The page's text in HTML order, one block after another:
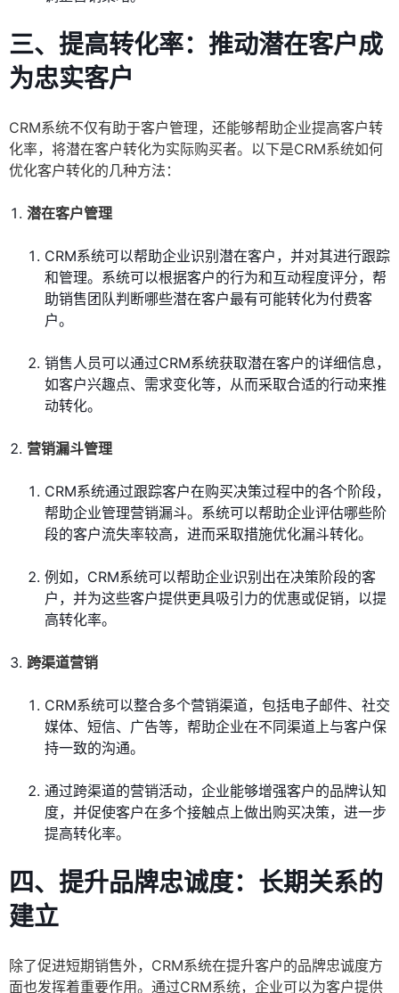
三、提高转化率：推动潜在客户成
为忠实客户
CRM系统不仅有助于客户管理，还能够帮助企业提高客户转
化率，将潜在客户转化为实际购买者。以下是CRM系统如何
优化客户转化的几种方法：
潜在客户管理
CRM系统可以帮助企业识别潜在客户，并对其进行跟踪
和管理。系统可以根据客户的行为和互动程度评分，帮
助销售团队判断哪些潜在客户最有可能转化为付费客
户。
销售人员可以通过CRM系统获取潜在客户的详细信息，
如客户兴趣点、需求变化等，从而采取合适的行动来推
动转化。
营销漏斗管理
CRM系统通过跟踪客户在购买决策过程中的各个阶段，
帮助企业管理营销漏斗。系统可以帮助企业评估哪些阶
段的客户流失率较高，进而采取措施优化漏斗转化。
例如，CRM系统可以帮助企业识别出在决策阶段的客
户，并为这些客户提供更具吸引力的优惠或促销，以提
高转化率。
跨渠道营销
CRM系统可以整合多个营销渠道，包括电子邮件、社交
媒体、短信、广告等，帮助企业在不同渠道上与客户保
持一致的沟通。
通过跨渠道的营销活动，企业能够增强客户的品牌认知
度，并促使客户在多个接触点上做出购买决策，进一步
提高转化率。
四、提升品牌忠诚度：长期关系的
建立
除了促进短期销售外，CRM系统在提升客户的品牌忠诚度方
面也发挥着重要作用。通过CRM系统，企业可以为客户提供